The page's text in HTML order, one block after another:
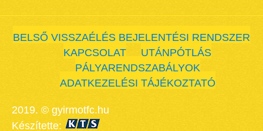
BELSŐ VISSZAÉLÉS BEJELENTÉSI RENDSZER
KAPCSOLAT
UTÁNPÓTLÁS
PÁLYARENDSZABÁLYOK
ADATKEZELÉSI TÁJÉKOZTATÓ
2019. © gyirmotfc.hu
Készítette: